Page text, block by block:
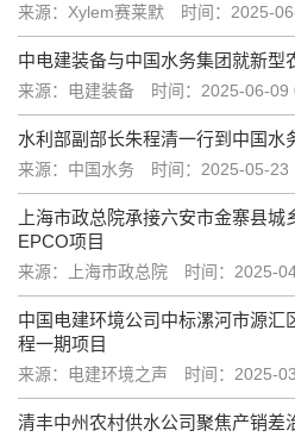
来源：Xylem赛莱默 时间：2025-
中电建装备与中国水务集团就新型
来源：电建装备 时间：2025-06-09
水利部副部长朱程清一行到中国水
来源：中国水务 时间：2025-05-23
上海市政总院承接六安市金寨县城
EPCO项目
来源：上海市政总院 时间：2025-
中国电建环境公司中标漯河市源汇
程一期项目
来源：电建环境之声 时间：2025-
清丰中州农村供水公司聚焦产销差